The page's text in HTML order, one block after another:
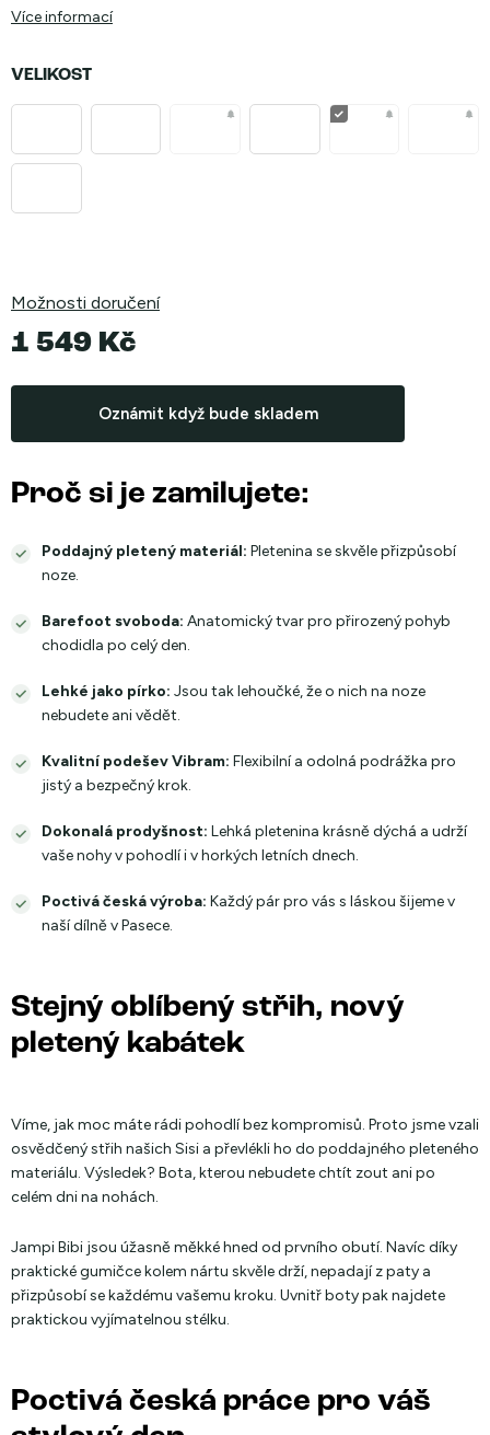
Více informací
VELIKOST
Možnosti doručení
1 549 Kč
cena:
Oznámit když bude skladem
Proč si je zamilujete:
Poddajný pletený materiál: Pletenina se skvěle přizpůsobí
noze.
Barefoot svoboda: Anatomický tvar pro přirozený pohyb
chodidla po celý den.
Lehké jako pírko: Jsou tak lehoučké, že o nich na noze
nebudete ani vědět.
Kvalitní podešev Vibram: Flexibilní a odolná podrážka pro
jistý a bezpečný krok.
Dokonalá prodyšnost: Lehká pletenina krásně dýchá a udrží
vaše nohy v pohodlí i v horkých letních dnech.
Poctivá česká výroba: Každý pár pro vás s láskou šijeme v
naší dílně v Pasece.
Stejný oblíbený střih, nový
pletený kabátek
Víme, jak moc máte rádi pohodlí bez kompromisů. Proto jsme vzali
osvědčený střih našich Sisi a převlékli ho do poddajného pleteného
materiálu. Výsledek? Bota, kterou nebudete chtít zout ani po
celém dni na nohách.
Jampi Bibi jsou úžasně měkké hned od prvního obutí. Navíc díky
praktické gumičce kolem nártu skvěle drží, nepadají z paty a
přizpůsobí se každému vašemu kroku. Uvnitř boty pak najdete
praktickou vyjímatelnou stélku.
Poctivá česká práce pro váš